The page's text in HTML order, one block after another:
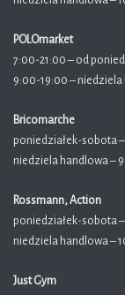
POLOmarket
7:00-21:00 – od
9:00-19:00 –
Bricomarche
poniedziałek-sobota
niedziela handlowa –
Rossmann, Action
poniedziałek-sobota
niedziela handlowa –
Just Gym